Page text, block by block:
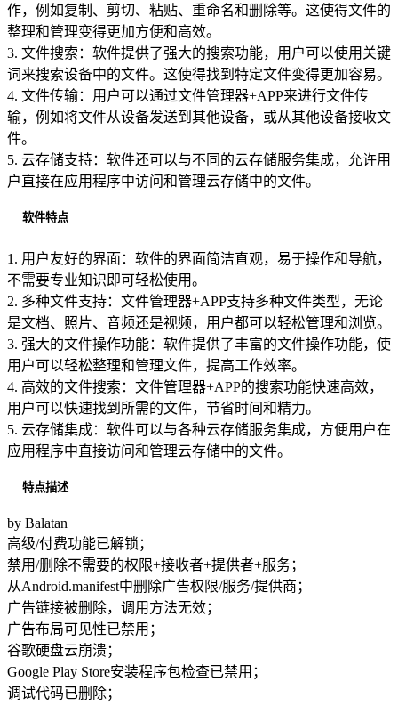
作，例如复制、剪切、粘贴、重命名和删除等。这使得文件的
整理和管理变得更加方便和高效。
3. 文件搜索：软件提供了强大的搜索功能，用户可以使用关键
词来搜索设备中的文件。这使得找到特定文件变得更加容易。
4. 文件传输：用户可以通过文件管理器+APP来进行文件传
输，例如将文件从设备发送到其他设备，或从其他设备接收文
件。
5. 云存储支持：软件还可以与不同的云存储服务集成，允许用
户直接在应用程序中访问和管理云存储中的文件。
软件特点
1. 用户友好的界面：软件的界面简洁直观，易于操作和导航，
不需要专业知识即可轻松使用。
2. 多种文件支持：文件管理器+APP支持多种文件类型，无论
是文档、照片、音频还是视频，用户都可以轻松管理和浏览。
3. 强大的文件操作功能：软件提供了丰富的文件操作功能，使
用户可以轻松整理和管理文件，提高工作效率。
4. 高效的文件搜索：文件管理器+APP的搜索功能快速高效，
用户可以快速找到所需的文件，节省时间和精力。
5. 云存储集成：软件可以与各种云存储服务集成，方便用户在
应用程序中直接访问和管理云存储中的文件。
特点描述
by Balatan
高级/付费功能已解锁；
禁用/删除不需要的权限+接收者+提供者+服务；
从Android.manifest中删除广告权限/服务/提供商；
广告链接被删除，调用方法无效；
广告布局可见性已禁用；
谷歌硬盘云崩溃；
Google Play Store安装程序包检查已禁用；
调试代码已删除；